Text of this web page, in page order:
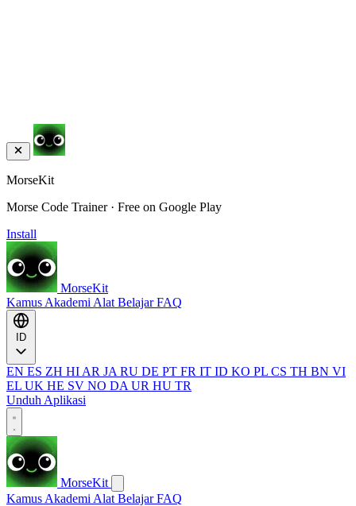
MorseKit
Morse Code Trainer · Free on Google Play
Install
MorseKit
Kamus Akademi Alat BelajarFAQ
EN ES ZH HI AR JA RU DE PT FR IT ID KO PL CS TH BN VI
EL UK HE SV NO DA UR HU TR
Unduh Aplikasi
MorseKit
Kamus Akademi Alat BelajarFAQ